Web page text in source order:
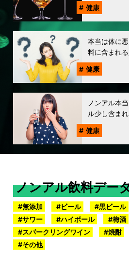
健康
本当は体に
料に含まれ
健康
ノンアル本
ル少し含ま
健康
ノンアル飲料デー
無添加 ビール 黒ビール
サワー
ハイボール 梅酒
スパークリングワイン
焼酎
その他